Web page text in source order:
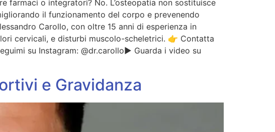
farmaci o integratori? No. L’osteopatia non sostituisce
il funzionamento del corpo e prevenendo
Carollo, con oltre 15 anni di esperienza in
cervicali, e disturbi muscolo-scheletrici. 👉 Contatta
su Instagram: @dr.carollo▶️ Guarda i video su
e Gravidanza